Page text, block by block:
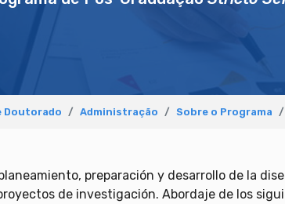
Doutorado Administração Sobre o Programa
preparación y desarrollo de la
de investigación. Abordaje de los